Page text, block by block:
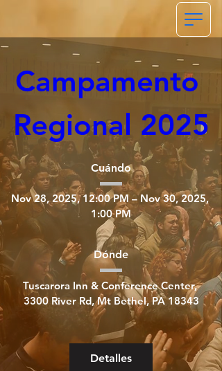
Campamento
Regional 2025
Cuándo
Nov 28, 2025, 12:00 PM – Nov 30, 2025,
1:00 PM
Dónde
Tuscarora Inn & Conference Center,
3300 River Rd, Mt Bethel, PA 18343
Detalles